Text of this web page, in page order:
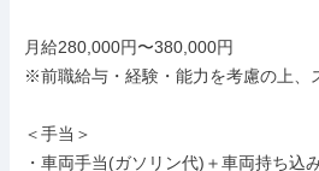
月給280,000円〜380,000円
※前職給与・経験・能力を考慮の上、
＜手当＞
・車両手当(ガソリン代)＋車両持ち込